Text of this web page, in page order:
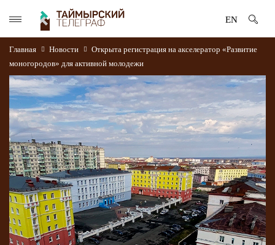
EN
Главная Новости
Открыта регистрация на акселератор «Развитие
моногородов» для активной молодежи